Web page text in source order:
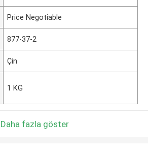
Price Negotiable
877-37-2
Çin
1 KG
Daha fazla göster